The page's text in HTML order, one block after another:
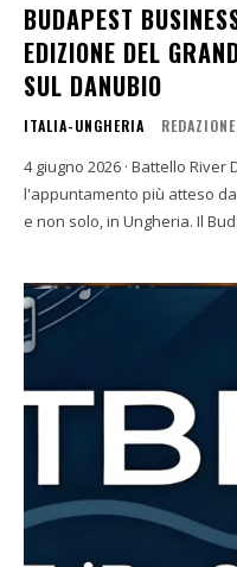
BUDAPEST
EDIZIONE DEL
SUL DANUBIO
ITALIA-UNGHERIA
4 giugno 2026 · Battello River Diva ·
l'appuntamento più atteso
e non solo, in Ungheria. Il